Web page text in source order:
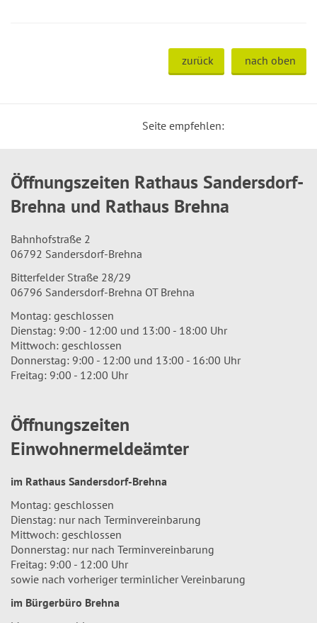
zurück nach oben
Seite empfehlen:
Öffnungszeiten Rathaus Sandersdorf-
Brehna und Rathaus Brehna
Bahnhofstraße 2
06792 Sandersdorf-Brehna
Bitterfelder Straße 28/29
06796 Sandersdorf-Brehna OT Brehna
Montag: geschlossen
Dienstag: 9:00 - 12:00 und 13:00 - 18:00 Uhr
Mittwoch: geschlossen
Donnerstag: 9:00 - 12:00 und 13:00 - 16:00 Uhr
Freitag: 9:00 - 12:00 Uhr
Öffnungszeiten
Einwohnermeldeämter
im Rathaus Sandersdorf-Brehna
Montag: geschlossen
Dienstag: nur nach Terminvereinbarung
Mittwoch: geschlossen
Donnerstag: nur nach Terminvereinbarung
Freitag: 9:00 - 12:00 Uhr
sowie nach vorheriger terminlicher Vereinbarung
im Bürgerbüro Brehna